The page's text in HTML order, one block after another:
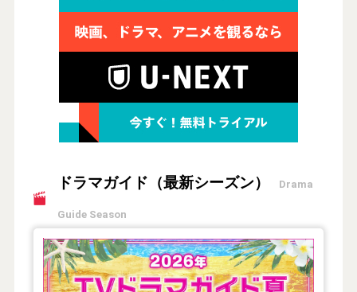
ドラマガイド（最新シーズン） Drama
Guide Season
【2026年夏】TVドラマガイド